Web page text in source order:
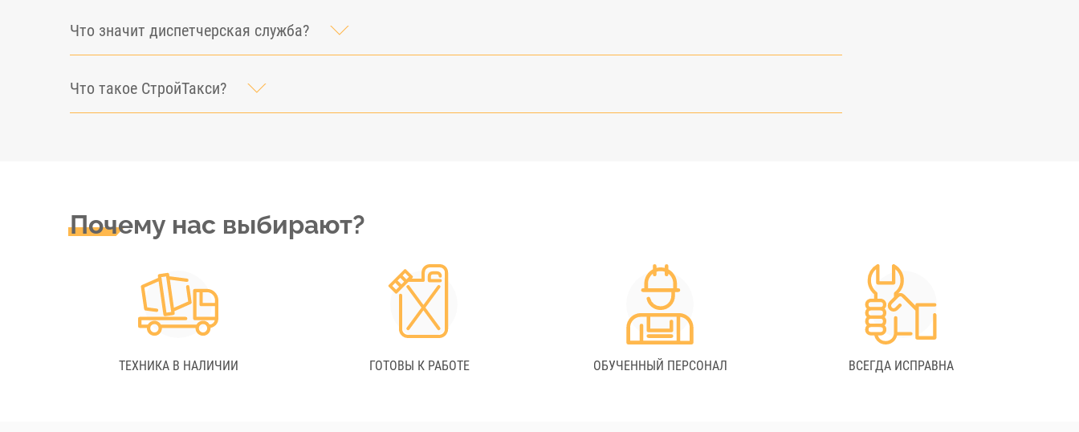
Что значит диспетчерская служба?
Что такое СтройТакси?
Почему нас выбирают?
ТЕХНИКА В НАЛИЧИИ ГОТОВЫ К РАБОТЕ ОБУЧЕННЫЙ ПЕРСОНАЛ ВСЕГДА ИСПРАВНА